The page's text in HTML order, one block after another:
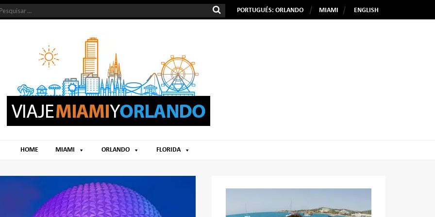
PORTUGUÉS: ORLANDO MIAMI ENGLISH
HOME MIAMI ORLANDO FLORIDA